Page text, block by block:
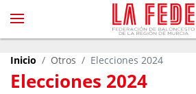
Elecciones 2024
Inicio Otros Elecciones 2024